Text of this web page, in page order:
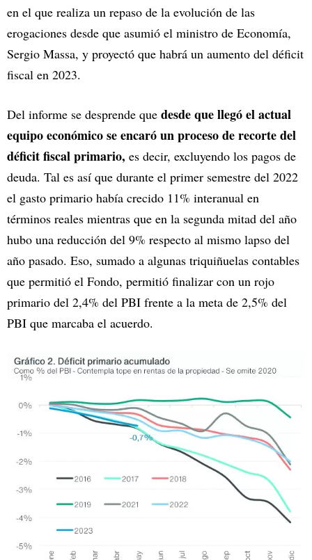
en el que realiza un repaso de la evolución de las
erogaciones desde que asumió el ministro de Economía,
Sergio Massa, y proyectó que habrá un aumento del déficit
fiscal en 2023.
Del informe se desprende que desde que llegó el actual
equipo económico se encaró un proceso de recorte del
déficit fiscal primario, es decir, excluyendo los pagos de
deuda. Tal es así que durante el primer semestre del 2022
el gasto primario había crecido 11% interanual en
términos reales mientras que en la segunda mitad del año
hubo una reducción del 9% respecto al mismo lapso del
año pasado. Eso, sumado a algunas triquiñuelas contables
que permitió el Fondo, permitió finalizar con un rojo
primario del 2,4% del PBI frente a la meta de 2,5% del
PBI que marcaba el acuerdo.